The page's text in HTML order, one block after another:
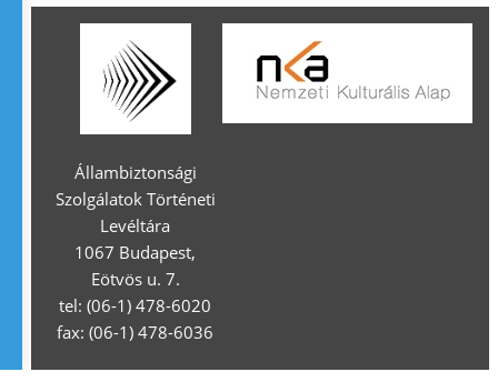
Állambiztonsági
Szolgálatok Történeti
Levéltára
1067 Budapest,
Eötvös u. 7.
tel: (06-1) 478-6020
fax: (06-1) 478-6036